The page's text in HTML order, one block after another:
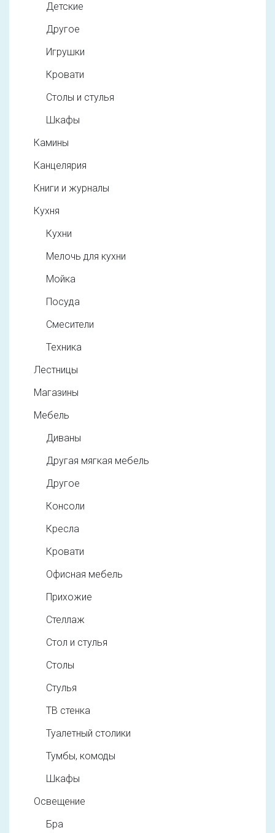
Детские
Другое
Игрушки
Кровати
Столы и стулья
Шкафы
Камины
Канцелярия
Книги и журналы
Кухня
Кухни
Мелочь для кухни
Мойка
Посуда
Смесители
Техника
Лестницы
Магазины
Мебель
Диваны
Другая мягкая мебель
Другое
Консоли
Кресла
Кровати
Офисная мебель
Прихожие
Стеллаж
Стол и стулья
Столы
Стулья
ТВ стенка
Туалетный столики
Тумбы, комоды
Шкафы
Освещение
Бра